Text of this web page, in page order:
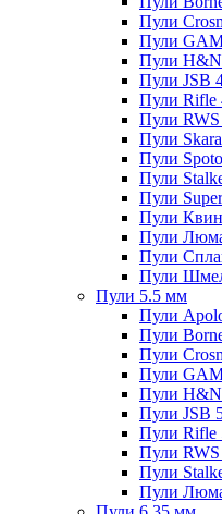
Пули
Пули
Пули
Пули JSB
Пули Rifle
Пули
Пули
Пули
Пули
Пули
Пули
Пули
Пули
Пули
Пули 5.5 мм
Пули
Пули
Пули
Пули
Пули
Пули JSB
Пули Rifle
Пули
Пули
Пули